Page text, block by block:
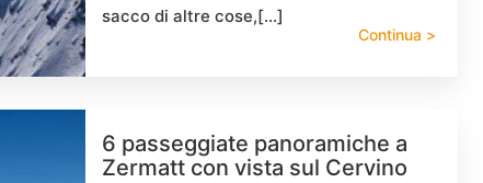
sacco di altre cose,[…]
Continua >
6 passeggiate panoramiche a
Zermatt con vista sul Cervino